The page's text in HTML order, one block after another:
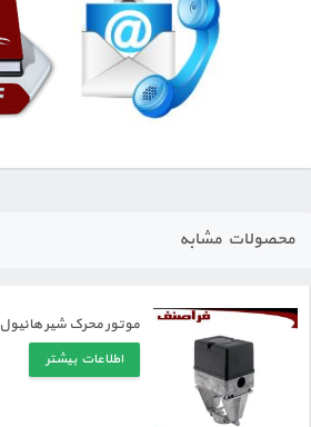
محصولات مشابه
موتور محرک شیر هانیول ML7984A4009
اطلاعات بیشتر